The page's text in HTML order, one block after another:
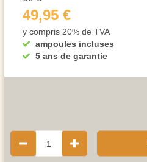
ampoules incluses
5 ans de garantie
49,95 €
y compris 20% de TVA
1